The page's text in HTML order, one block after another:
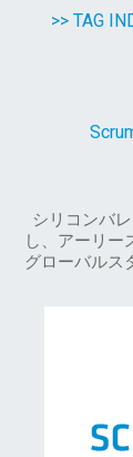
>> TAG
シリコンバ
し、アーリー
グローバルス